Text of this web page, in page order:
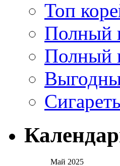
Топ
Полный
Полный
Май 2025